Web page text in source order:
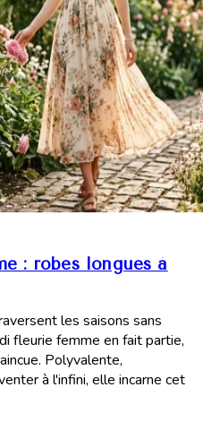
: robes longues à
les saisons sans
fleurie femme en fait partie,
Polyvalente,
à l'infini, elle incarne cet